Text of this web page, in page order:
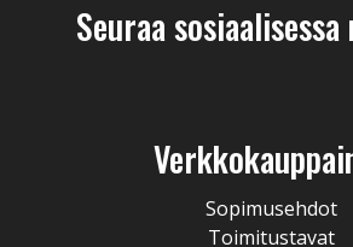
Seuraa sosiaalisessa
Sopimusehdot
Toimitustavat